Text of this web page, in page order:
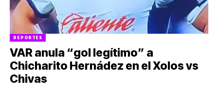
DEPORTES
VAR anula “gol legítimo” a
Chicharito Hernádez en el Xolos vs
Chivas